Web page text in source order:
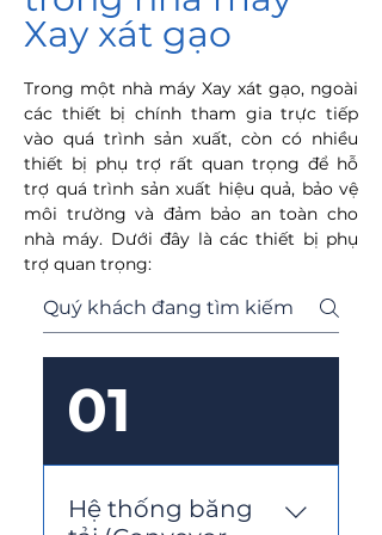
trong thời gian dài.​
Xay xát gạo
Trong một nhà máy Xay xát gạo, ngoài
các thiết bị chính tham gia trực tiếp
vào quá trình sản xuất, còn có nhiều
thiết bị phụ trợ rất quan trọng để hỗ
trợ quá trình sản xuất hiệu quả, bảo vệ
môi trường và đảm bảo an toàn cho
nhà máy. Dưới đây là các thiết bị phụ
trợ quan trọng:
01
Hệ thống băng